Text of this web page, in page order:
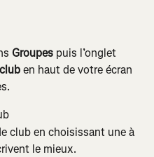
Groupes puis l’onglet
en haut de votre écran
club en choisissant une à
le mieux.